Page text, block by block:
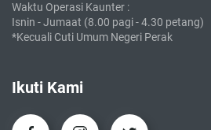
Waktu Operasi Kaunter :
Isnin - Jumaat (8.00 pagi - 4.30 petang)
*Kecuali Cuti Umum Negeri Perak
Ikuti Kami